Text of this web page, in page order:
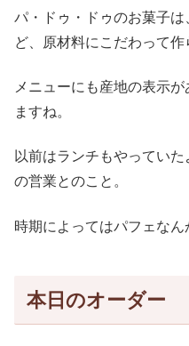
パ・ドゥ・ドゥのお菓子
ど、原材料にこだわって作
メニューにも産地の表示
ますね。
以前はランチもやってい
の営業とのこと。
時期によってはパフェなん
本日のオーダー